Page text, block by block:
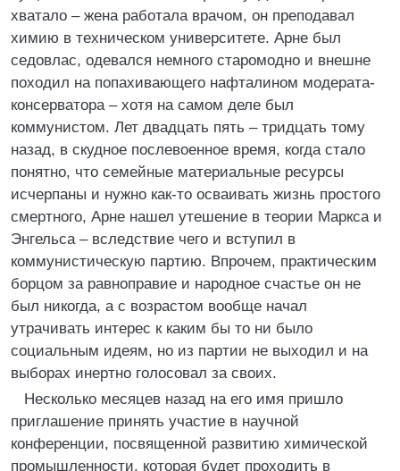
хватало – жена работала врачом, он преподавал
химию в техническом университете. Арне был
седовлас, одевался немного старомодно и внешне
походил на попахивающего нафталином модерата-
консерватора – хотя на самом деле был
коммунистом. Лет двадцать пять – тридцать тому
назад, в скудное послевоенное время, когда стало
понятно, что семейные материальные ресурсы
исчерпаны и нужно как-то осваивать жизнь простого
смертного, Арне нашел утешение в теории Маркса и
Энгельса – вследствие чего и вступил в
коммунистическую партию. Впрочем, практическим
борцом за равноправие и народное счастье он не
был никогда, а с возрастом вообще начал
утрачивать интерес к каким бы то ни было
социальным идеям, но из партии не выходил и на
выборах инертно голосовал за своих.
Несколько месяцев назад на его имя пришло
приглашение принять участие в научной
конференции, посвященной развитию химической
промышленности, которая будет проходить в